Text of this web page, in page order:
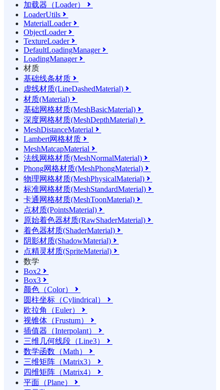
加载器（Loader） 
LoaderUtils 
MaterialLoader
ObjectLoader
TextureLoader
DefaultLoadingManager
LoadingManager
材质
基础线条材质 
虚线材质(LineDashedMaterial) 
材质(Material) 
基础网格材质(MeshBasicMaterial) 
深度网格材质(MeshDepthMaterial) 
MeshDistanceMaterial 
Lambert网格材质 
MeshMatcapMaterial 
法线网格材质(MeshNormalMaterial) 
Phong网格材质(MeshPhongMaterial) 
物理网格材质(MeshPhysicalMaterial) 
标准网格材质(MeshStandardMaterial) 
卡通网格材质(MeshToonMaterial) 
点材质(PointsMaterial) 
原始着色器材质(RawShaderMaterial) 
着色器材质(ShaderMaterial) 
阴影材质(ShadowMaterial) 
点精灵材质(SpriteMaterial) 
数学
Box2 
Box3 
颜色（Color） 
圆柱坐标（Cylindrical） 
欧拉角（Euler） 
视锥体（Frustum） 
插值器（Interpolant） 
三维几何线段（Line3） 
数学函数（Math） 
三维矩阵（Matrix3） 
四维矩阵（Matrix4） 
平面（Plane） 